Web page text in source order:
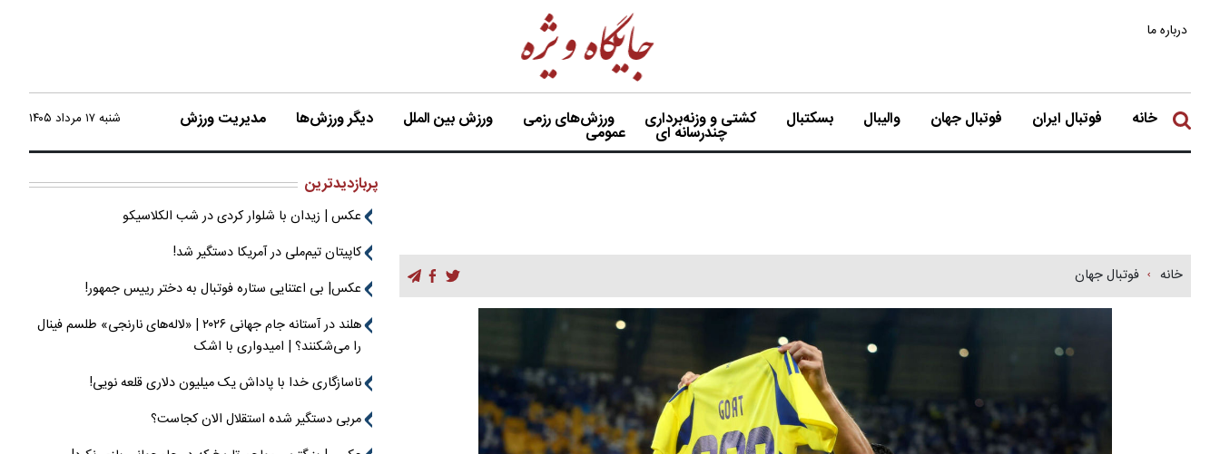
درباره ما
خانه فوتبال ایران فوتبال جهان والیبال بسکتبال کشتی و وزنه‌برداری ورزش‌های رزمی ورزش بین الملل دیگر ورزش‌ها مدیریت ورزش
چندرسانه ای عمومی
شنبه ۱۷ مرداد ۱۴۰۵
خانه فوتبال جهان
پربازدیدترین
عکس | زیدان با شلوار کردی در شب الکلاسیکو
کاپیتان تیم‌ملی در آمریکا دستگیر شد!
عکس| بی اعتنایی ستاره فوتبال به دختر رییس جمهور!
هلند در آستانه جام جهانی ۲۰۲۶ | «لاله‌های نارنجی» طلسم فینال
را می‌شکنند؟ | امیدواری با اشک
ناسازگاری خدا با پاداش یک میلیون دلاری قلعه نویی!
مربی دستگیر شده استقلال الان کجاست؟